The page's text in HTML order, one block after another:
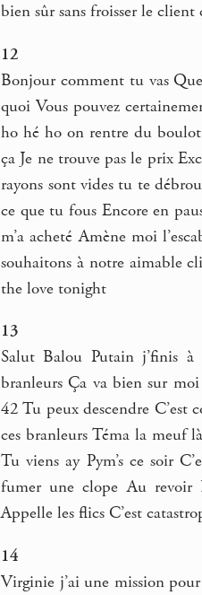
bien sûr sans froisser le client
12
Bonjour comment tu vas
quoi Vous pouvez
ho hé ho on rentre du boulot
ça Je ne trouve pas le prix
rayons sont vides tu te
ce que tu fous Encore en
m’a acheté Amène moi
souhaitons à notre aimable
the love tonight
13
Salut Balou Putain j’finis à
branleurs Ça va bien sur moi
42 Tu peux descendre C’est
ces branleurs Téma la meuf
Tu viens ay Pym’s ce soir
fumer une clope Au revoir
Appelle les flics C’est
14
Virginie j’ai une mission